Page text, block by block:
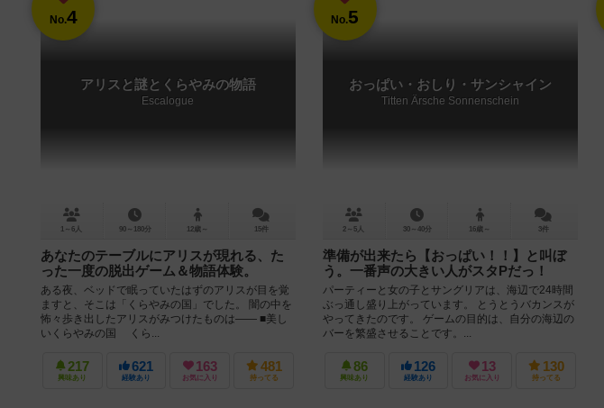
No.4
アリスと謎とくらやみの物語
Escalogue
1～6人 90～180分 12歳～ 15件
あなたのテーブルにアリスが現れる、た
った一度の脱出ゲーム＆物語体験。
ある夜、ベッドで眠っていたはずのアリスが目を覚
ますと、そこは「くらやみの国」でした。 闇の中を
怖々歩き出したアリスがみつけたものは―― ■美し
いくらやみの国 くら...
217
興味あり
621
経験あり
163
お気に入り
481
持ってる
No.5
おっぱい・おしり・サンシャイン
Titten Ärsche Sonnenschein
2～5人 30～40分 16歳～ 3件
準備が出来たら【おっぱい！！】と叫ぼ
う。一番声の大きい人がスタPだっ！
パーティーと女の子とサングリアは、海辺で24時間
ぶっ通し盛り上がっています。 とうとうバカンスが
やってきたのです。 ゲームの目的は、自分の海辺の
バーを繁盛させることです。...
86
興味あり
126
経験あり
13
お気に入り
130
持ってる